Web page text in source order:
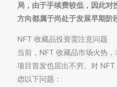
局，由于手续费较低，因此对
方向都属于尚处于发展早期阶
NFT 收藏品投资需注意问题
当前，NFT 收藏品市场火热
项目首发也层出不穷。对
虑以下问题：